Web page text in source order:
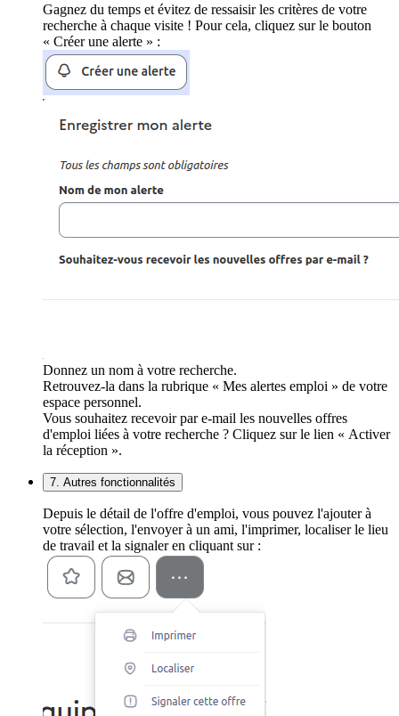
Gagnez du temps et évitez de ressaisir les critères de votre
recherche à chaque visite ! Pour cela, cliquez sur le bouton
« Créer une alerte » :
Donnez un nom à votre recherche.
Retrouvez-la dans la rubrique « Mes alertes emploi » de votre
espace personnel.
Vous souhaitez recevoir par e-mail les nouvelles offres
d'emploi liées à votre recherche ? Cliquez sur le lien « Activer
la réception ».
7. Autres fonctionnalités
Depuis le détail de l'offre d'emploi, vous pouvez l'ajouter à
votre sélection, l'envoyer à un ami, l'imprimer, localiser le lieu
de travail et la signaler en cliquant sur :